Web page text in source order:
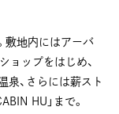
敷地内にはアーバ
ョップをはじめ、
泉、さらには薪スト
HU」まで。